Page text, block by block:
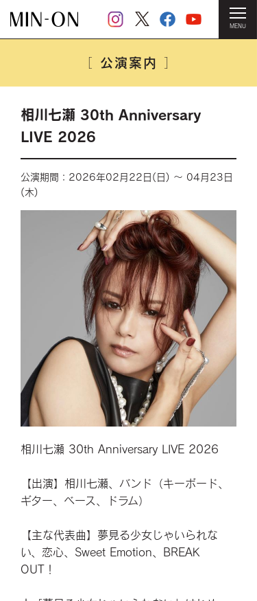
MENU
［ 公演案内 ］
相川七瀬 30th Anniversary
LIVE 2026
公演期間：2026年02月22日(日) ～ 04月23日
(木)
相川七瀬 30th Anniversary LIVE 2026
【出演】相川七瀬、バンド（キーボード、
ギター、ベース、ドラム）
【主な代表曲】夢見る少女じゃいられな
い、恋心、Sweet Emotion、BREAK
OUT！